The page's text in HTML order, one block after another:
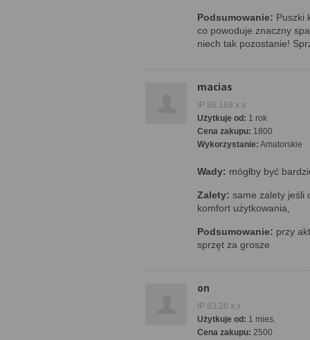
Podsumowanie: Puszki
co powoduje znaczny
niech tak pozostanie!
macias
IP 86.168.x.x
Użytkuje od: 1 rok
Cena zakupu: 1800
Wykorzystanie: Amatorskie
Wady: mógłby być
Zalety: same zalety jeśli
komfort użytkowania,
Podsumowanie: przy
sprzęt za grosze
on
IP 83.26.x.x
Użytkuje od: 1 mies.
Cena zakupu: 2500